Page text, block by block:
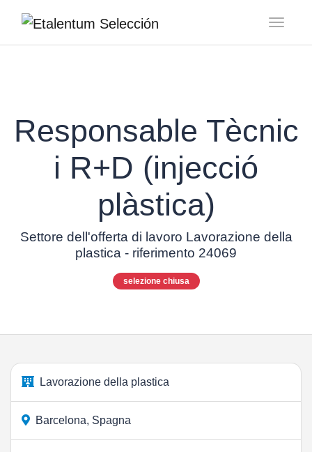
Responsable Tècnic
i R+D (injecció
plàstica)
Settore dell'offerta di lavoro Lavorazione della
plastica - riferimento 24069
selezione chiusa
Lavorazione della plastica
Barcelona, Spagna